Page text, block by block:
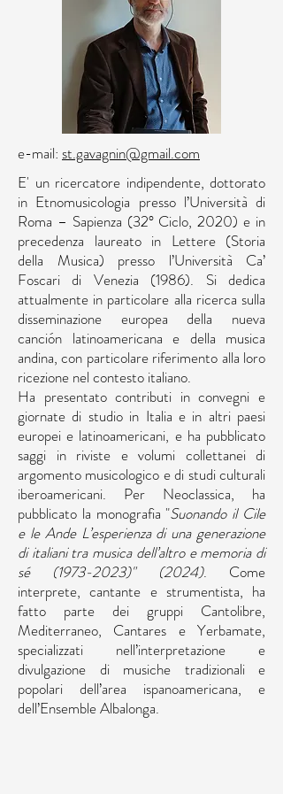
e-mail: st.gavagnin@gmail.com
E' un ricercatore indipendente, dottorato
in Etnomusicologia presso l’Università di
Roma – Sapienza (32° Ciclo, 2020) e in
precedenza laureato in Lettere (Storia
della Musica) presso l’Università Ca’
Foscari di Venezia (1986). Si dedica
attualmente in particolare alla ricerca sulla
disseminazione europea della nueva
canción latinoamericana e della musica
andina, con particolare riferimento alla loro
ricezione nel contesto italiano.
Ha presentato contributi in convegni e
giornate di studio in Italia e in altri paesi
europei e latinoamericani, e ha pubblicato
saggi in riviste e volumi collettanei di
argomento musicologico e di studi culturali
iberoamericani. Per Neoclassica, ha
pubblicato la monografia "Suonando il Cile
e le Ande L’esperienza di una generazione
di italiani tra musica dell’altro e memoria di
sé (1973-2023)" (2024). Come
interprete, cantante e strumentista, ha
fatto parte dei gruppi Cantolibre,
Mediterraneo, Cantares e Yerbamate,
specializzati nell’interpretazione e
divulgazione di musiche tradizionali e
popolari dell’area ispanoamericana, e
dell’Ensemble Albalonga.